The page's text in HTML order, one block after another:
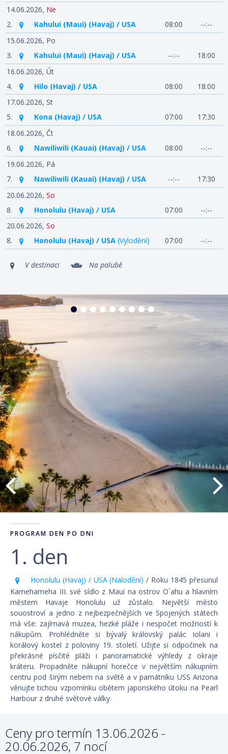
14.06.2026, Ne
2.
Kahului (Maui) (Havaj) / USA 08:00
--:--
15.06.2026, Po
3.
Kahului (Maui) (Havaj) / USA --:--
18:00
16.06.2026, Út
4.
Hilo (Havaj) / USA 08:00
18:00
17.06.2026, St
5.
Kona (Havaj) / USA 07:00
17:30
18.06.2026, Čt
6.
Nawiliwili (Kauai) (Havaj) / USA 08:00
--:--
19.06.2026, Pá
7.
Nawiliwili (Kauai) (Havaj) / USA --:--
17:30
20.06.2026, So
8.
Honolulu (Havaj) / USA 07:00
--:--
20.06.2026, So
8.
Honolulu (Havaj) / USA (Vylodění) 07:00 --:--
V destinaci Na palubě
PROGRAM DEN PO DNI
1. den
Honolulu (Havaj) / USA (Nalodění)/ Roku 1845 přesunul
Kamehameha III. své sídlo z Maui na ostrov O´ahu a hlavním
městem Havaje Honolulu už zůstalo. Největší město
souostroví a jedno z nejbezpečnějších ve Spojených státech
má vše: zajímavá muzea, hezké pláže i nespočet možností k
nákupům. Prohlédněte si bývalý královský palác Iolani i
korálový kostel z poloviny 19. století. Užijte si odpočinek na
překrásné písčité pláži i panoramatické výhledy z okraje
kráteru. Propadněte nákupní horečce v největším nákupním
centru pod širým nebem na světě a v památníku USS Arizona
věnujte tichou vzpomínku obětem japonského útoku na Pearl
Harbour z druhé světové války.
Ceny pro termín 13.06.2026 -
20.06.2026, 7 nocí